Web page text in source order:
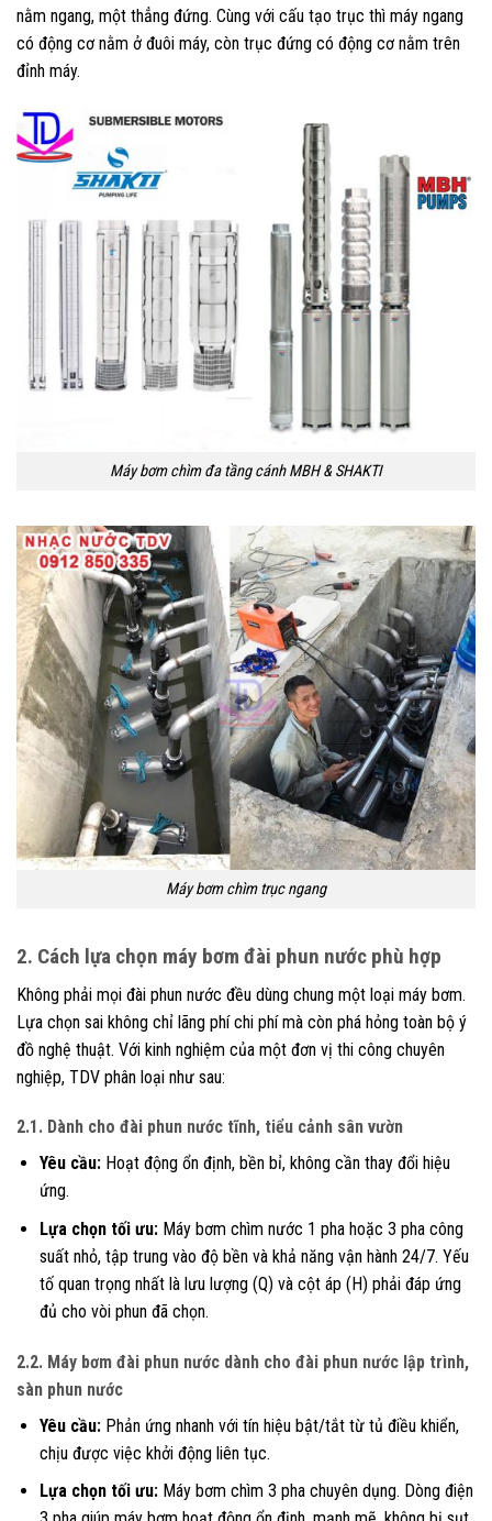
nằm ngang, một thẳng đứng. Cùng với cấu tạo trục thì máy ngang
có động cơ nằm ở đuôi máy, còn trục đứng có động cơ nằm trên
đỉnh máy.
Máy bơm chìm đa tầng cánh MBH & SHAKTI
Máy bơm chìm trục ngang
2. Cách lựa chọn máy bơm đài phun nước phù hợp
Không phải mọi đài phun nước đều dùng chung một loại máy bơm.
Lựa chọn sai không chỉ lãng phí chi phí mà còn phá hỏng toàn bộ ý
đồ nghệ thuật. Với kinh nghiệm của một đơn vị thi công chuyên
nghiệp, TDV phân loại như sau:
2.1. Dành cho đài phun nước tĩnh, tiểu cảnh sân vườn
Yêu cầu: Hoạt động ổn định, bền bỉ, không cần thay đổi hiệu
ứng.
Lựa chọn tối ưu: Máy bơm chìm nước 1 pha hoặc 3 pha công
suất nhỏ, tập trung vào độ bền và khả năng vận hành 24/7. Yếu
tố quan trọng nhất là lưu lượng (Q) và cột áp (H) phải đáp ứng
đủ cho vòi phun đã chọn.
2.2. Máy bơm đài phun nước dành cho đài phun nước lập trình,
sàn phun nước
Yêu cầu:Phản ứng nhanh với tín hiệu bật/tắt từ tủ điều khiển,
chịu được việc khởi động liên tục.
Lựa chọn tối ưu: Máy bơm chìm 3 pha chuyên dụng. Dòng điện